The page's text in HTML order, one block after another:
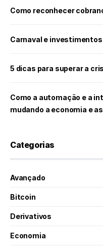
Como reconhecer
Carnaval e investimentos
5 dicas para superar a
Como a automação e a
mudando a economia e
Categorias
Avançado
Bitcoin
Derivativos
Economia